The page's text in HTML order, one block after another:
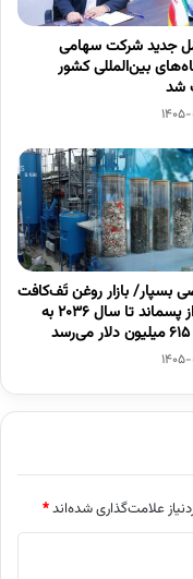
جدید شرکت سهامی
بین‌المللی کشور
شد
بسپار/ بازار روغن تَف‌کافت
حاصل از پسماند تا سال ۲۰۳۶ به
علامت‌گذاری شده‌اند*